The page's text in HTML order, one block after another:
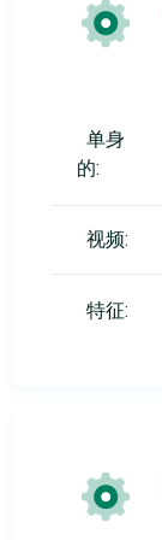
单身
的:
视频:
特征: